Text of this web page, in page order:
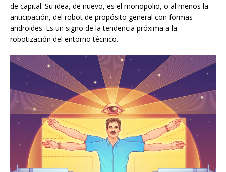
de capital. Su idea, de nuevo, es el monopolio, o al menos la
anticipación, del robot de propósito general con formas
androides. Es un signo de la tendencia próxima a la
robotización del entorno técnico.